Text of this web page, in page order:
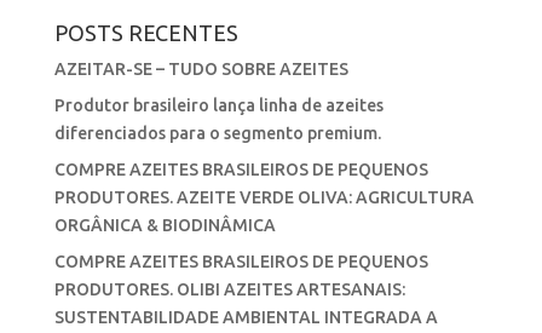
POSTS RECENTES
AZEITAR-SE – TUDO SOBRE AZEITES
Produtor brasileiro lança linha de azeites
diferenciados para o segmento premium.
COMPRE AZEITES BRASILEIROS DE PEQUENOS
PRODUTORES. AZEITE VERDE OLIVA: AGRICULTURA
ORGÂNICA & BIODINÂMICA
COMPRE AZEITES BRASILEIROS DE PEQUENOS
PRODUTORES. OLIBI AZEITES ARTESANAIS:
SUSTENTABILIDADE AMBIENTAL INTEGRADA A